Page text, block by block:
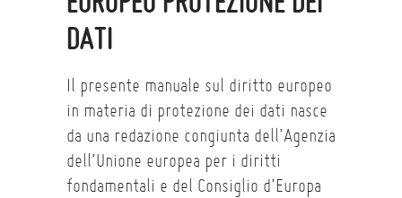
DATI
Il presente manuale sul diritto europeo
in materia di protezione dei dati nasce
da una redazione congiunta dell’Agenzia
dell’Unione europea per i diritti
fondamentali e del Consiglio d’Europa